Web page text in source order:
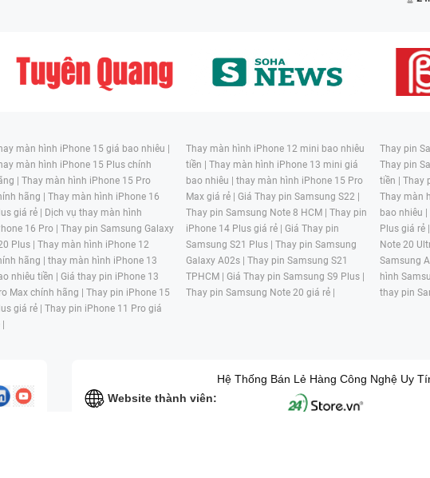
màn hình iPhone 15 giá bao nhiêu |
màn hình iPhone 15 Plus chính
| Thay màn hình iPhone 15 Pro
hãng | Thay màn hình iPhone 16
giá rẻ | Dịch vụ thay màn hình
16 Pro | Thay pin Samsung Galaxy
Plus | Thay màn hình iPhone 12
hãng | thay màn hình iPhone 13
nhiêu tiền | Giá thay pin iPhone 13
Max chính hãng | Thay pin iPhone 15
giá rẻ | Thay pin iPhone 11 Pro giá
|
Thay màn hình iPhone 12 mini bao nhiêu
tiền | Thay màn hình iPhone 13 mini giá
bao nhiêu | thay màn hình iPhone 15 Pro
Max giá rẻ | Giá Thay pin Samsung S22 |
Thay pin Samsung Note 8 HCM | Thay pin
iPhone 14 Plus giá rẻ | Giá Thay pin
Samsung S21 Plus | Thay pin Samsung
Galaxy A02s | Thay pin Samsung S21
TPHCM | Giá Thay pin Samsung S9 Plus |
Thay pin Samsung Note 20 giá rẻ |
Thay pin
Thay pin
tiền | Thay
Thay màn
bao nhiêu |
Plus giá rẻ |
Note 20
Samsung
hình
thay pin
Website thành viên:
Hệ Thống Bán Lẻ Hàng Công Nghệ Uy